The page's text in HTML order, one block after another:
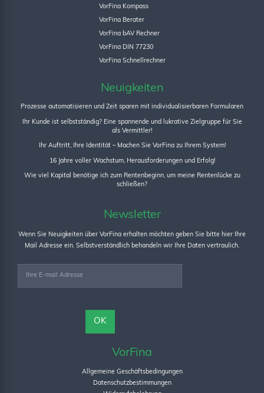
VorFina Kompass
VorFina Berater
VorFina bAV Rechner
VorFina DIN 77230
VorFina Schnellrechner
Neuigkeiten
Prozesse automatisieren und Zeit sparen mit individualisierbaren Formularen
Ihr Kunde ist selbstständig? Eine spannende und lukrative Zielgruppe für Sie
als Vermittler!
Ihr Auftritt, Ihre Identität – Machen Sie VorFina zu Ihrem System!
16 Jahre voller Wachstum, Herausforderungen und Erfolg!
Wie viel Kapital benötige ich zum Rentenbeginn, um meine Rentenlücke zu
schließen?
Newsletter
Wenn Sie Neuigkeiten über VorFina erhalten möchten geben Sie bitte hier Ihre
Mail Adresse ein. Selbstverständlich behandeln wir Ihre Daten vertraulich.
VorFina
Allgemeine Geschäftsbedingungen
Datenschutzbestimmungen